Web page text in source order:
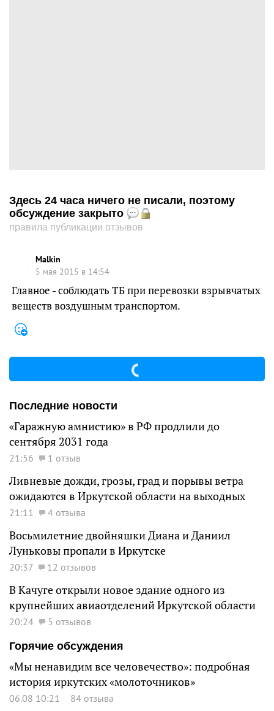
Здесь 24 часа ничего не писали, поэтому
обсуждение закрыто
правила публикации отзывов
Malkin
5 мая 2015 в 14:54
Главное - соблюдать ТБ при перевозки взрывчатых
веществ воздушным транспортом.
Последние новости
«Гаражную амнистию» в РФ продлили до
сентября 2031 года
21:56 1 отзыв
Ливневые дожди, грозы, град и порывы ветра
ожидаются в Иркутской области на выходных
21:11 4 отзыва
Восьмилетние двойняшки Диана и Даниил
Луньковы пропали в Иркутске
20:37 12 отзывов
В Качуге открыли новое здание одного из
крупнейших авиаотделений Иркутской области
20:24
5 отзывов
Горячие обсуждения
«Мы ненавидим все человечество»: подробная
история иркутских «молоточников»
06.08 10:21 84 отзыва